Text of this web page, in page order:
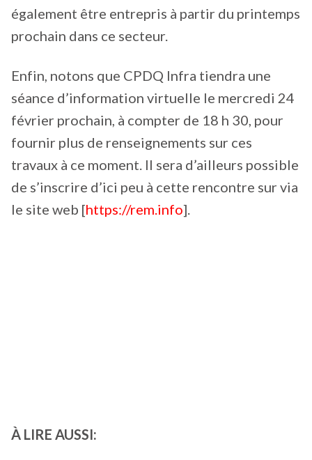
également être entrepris à partir du printemps
prochain dans ce secteur.
Enfin, notons que CPDQ Infra tiendra une
séance d’information virtuelle le mercredi 24
février prochain, à compter de 18 h 30, pour
fournir plus de renseignements sur ces
travaux à ce moment. Il sera d’ailleurs possible
de s’inscrire d’ici peu à cette rencontre sur via
le site web [https://rem.info].
À LIRE AUSSI: